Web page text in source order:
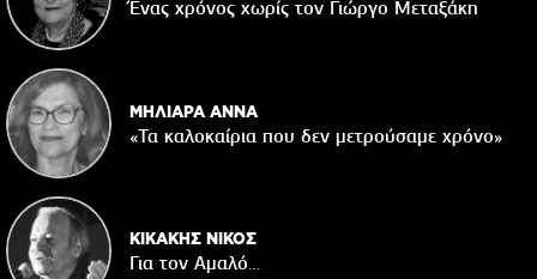
Ένας χρόνος χωρίς τον Γιώργο Μεταξάκη
ΜΗΛΙΑΡΑ ΑΝΝΑ
«Τα καλοκαίρια που δεν μετρούσαμε χρόνο»
ΚΙΚΑΚΗΣ ΝΙΚΟΣ
Για τον Αμαλό…